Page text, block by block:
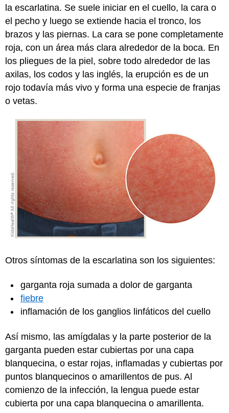
la escarlatina. Se suele iniciar en el cuello, la cara o
el pecho y luego se extiende hacia el tronco, los
brazos y las piernas. La cara se pone completamente
roja, con un área más clara alrededor de la boca. En
los pliegues de la piel, sobre todo alrededor de las
axilas, los codos y las inglés, la erupción es de un
rojo todavía más vivo y forma una especie de franjas
o vetas.
Otros síntomas de la escarlatina son los siguientes:
garganta roja sumada a dolor de garganta
fiebre
inflamación de los ganglios linfáticos del cuello
Así mismo, las amígdalas y la parte posterior de la
garganta pueden estar cubiertas por una capa
blanquecina, o estar rojas, inflamadas y cubiertas por
puntos blanquecinos o amarillentos de pus. Al
comienzo de la infección, la lengua puede estar
cubierta por una capa blanquecina o amarillenta.